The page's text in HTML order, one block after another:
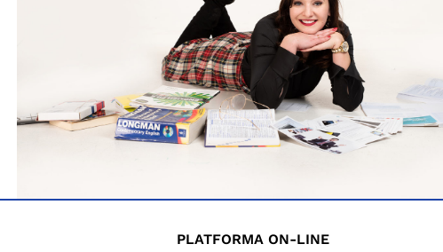
PLATFORMA ON-LINE